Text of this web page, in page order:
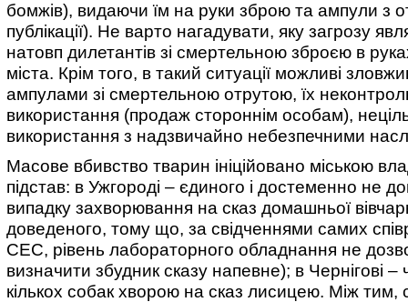
бомжів), видаючи їм на руки зброю та ампули з
публікації). Не варто нагадувати, яку загрозу
натовп дилетантів зі смертельною зброєю в
міста. Крім того, в такий ситуації можливі
ампулами зі смертельною отрутою, їх
використання (продаж стороннім особам),
використання з надзвичайно небезпечними
Масове вбивство тварин ініційовано міською
підстав: в Ужгороді – єдиного і достеменно не
випадку захворювання на сказ домашньої
доведеного, тому що, за свідченнями самих
СЕС, рівень лабораторного обладнання не
визначити збудник сказу напевне); в Чернігові –
кількох собак хворою на сказ лисицею. Між тим,